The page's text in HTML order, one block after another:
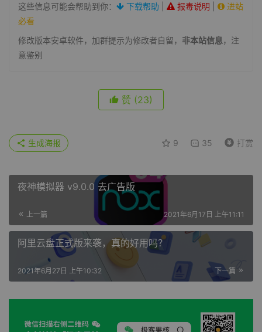
这些信息可能会帮助到你：
下载帮助 报毒说明
进站
必看
修改版本安卓软件，加群提示为修改者自留， 非本站信息，注
意鉴别
赞 (23)
9 35 打赏
生成海报
夜神模拟器 v9.0.0 去广告版
上一篇 2021年6月17日 上午11:11
阿里云盘正式版来袭，真的好用吗？
下一篇
2021年6月27日 上午10:32